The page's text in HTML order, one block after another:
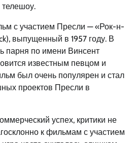
с участием Пресли — «Рок-н-
выпущенный в 1957 году. В
парня по имени Винсент
известным певцом и
был очень популярен и стал
проектов Пресли в
успех, критики не
к фильмам с участием